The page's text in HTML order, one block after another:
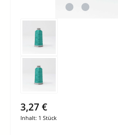
3,27 €
Inhalt: 1 Stück